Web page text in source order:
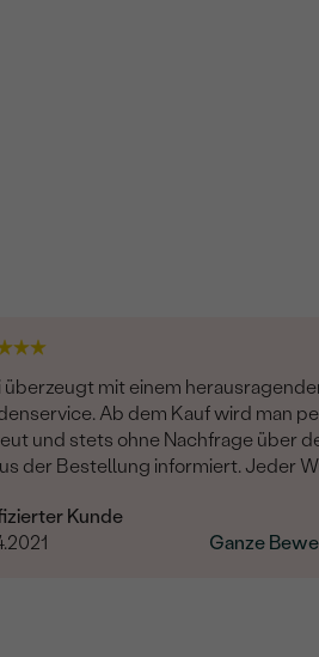
überzeugt mit einem
Ab dem Kauf wird man
und stets ohne Nachfrage über
der Bestellung informiert. Jeder
zu sein, freundlich, seriös und
werden liebevoll verpackt.
Kunde
Ganze